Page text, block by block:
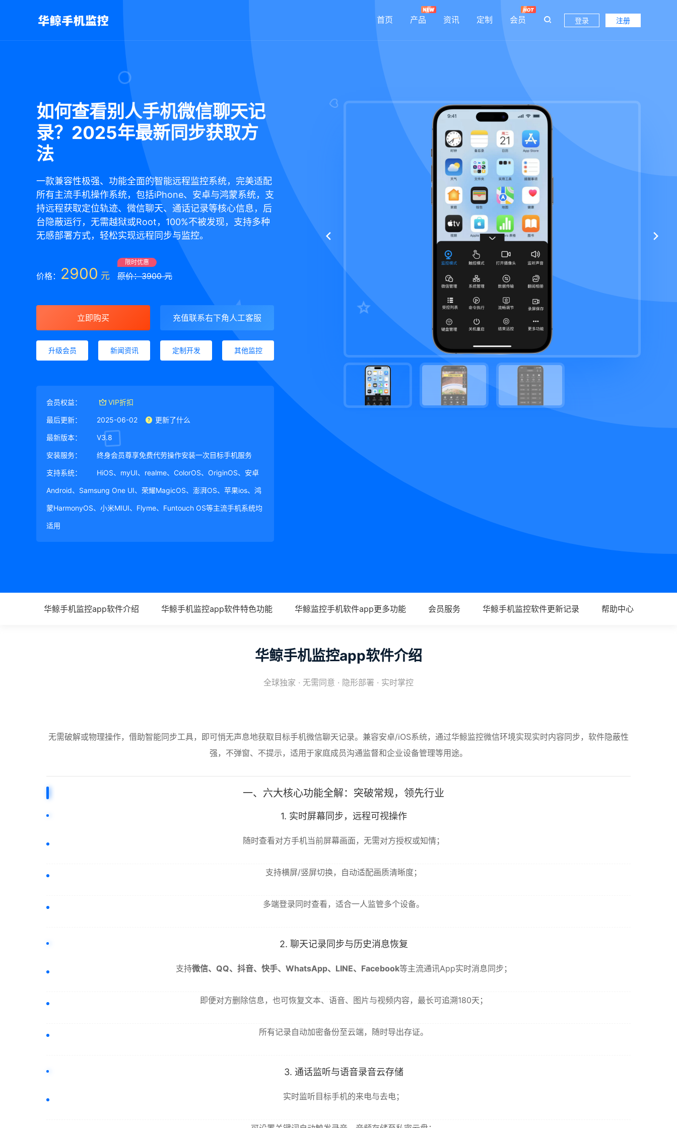
首页 产品 资讯 定制 会员 登录 注册
如何查看别人手机微信聊天记
录？2025年最新同步获取方
法
一款兼容性极强、功能全面的智能远程监控系统，完美适配
所有主流手机操作系统，包括iPhone、安卓与鸿蒙系统，支
持远程获取定位轨迹、微信聊天、通话记录等核心信息，后
台隐蔽运行，无需越狱或Root，100%不被发现，支持多种
无感部署方式，轻松实现远程同步与监控。
价格： 2900 元
限时优惠
原价：3900 元
立即购买 充值联系右下角人工客服
升级会员 新闻资讯 定制开发 其他监控
会员权益： VIP折扣
最后更新： 2025-06-02 更新了什么
最新版本： V3.8
安装服务： 终身会员尊享免费代劳操作安装一次目标手机服务
支持系统： HiOS、myUI、realme、ColorOS、OriginOS、安卓
Android、Samsung One UI、荣耀MagicOS、澎湃OS、苹果ios、鸿
蒙HarmonyOS、小米MIUI、Flyme、Funtouch OS等主流手机系统均
适用
华鲸手机监控app软件介绍 华鲸手机监控app软件特色功能 华鲸监控手机软件app更多功能 会员服务 华鲸手机监控软件更新记录 帮助中心
华鲸手机监控app软件介绍
全球独家 · 无需同意 · 隐形部署 · 实时掌控
无需破解或物理操作，借助智能同步工具，即可悄无声息地获取目标手机微信聊天记录。兼容安卓/iOS系统，通过华鲸监控微信环境实现实时内容同步，软件隐蔽性
强，不弹窗、不提示，适用于家庭成员沟通监督和企业设备管理等用途。
一、六大核心功能全解：突破常规，领先行业
1. 实时屏幕同步，远程可视操作
随时查看对方手机当前屏幕画面，无需对方授权或知情；
支持横屏/竖屏切换，自动适配画质清晰度；
多端登录同时查看，适合一人监管多个设备。
2. 聊天记录同步与历史消息恢复
支持微信、QQ、抖音、快手、WhatsApp、LINE、Facebook等主流通讯App实时消息同步；
即便对方删除信息，也可恢复文本、语音、图片与视频内容，最长可追溯180天；
所有记录自动加密备份至云端，随时导出存证。
3. 通话监听与语音录音云存储
实时监听目标手机的来电与去电；